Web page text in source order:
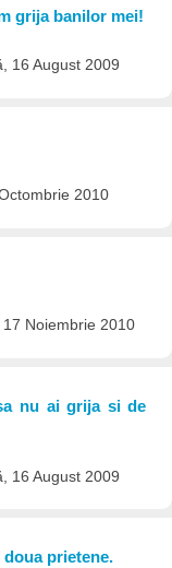
grija banilor mei!
16 August 2009
2010
Noiembrie 2010
nu ai grija si de
16 August 2009
prietene.